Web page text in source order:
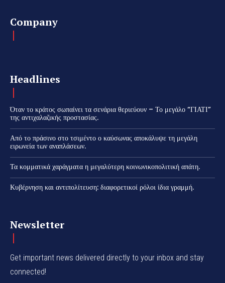
Company
Headlines
Όταν το κράτος σωπαίνει τα σενάρια θεριεύουν – Το μεγάλο “ΓΙΑΤΙ”
της αντιχαλαζικής προστασίας.
Από το πράσινο στο τσιμέντο ο καύσωνας αποκάλυψε τη μεγάλη
ειρωνεία των αναπλάσεων.
Τα κομματικά χαράγματα η μεγαλύτερη κοινωνικοπολιτική απάτη.
Κυβέρνηση και αντιπολίτευση: διαφορετικοί ρόλοι ίδια γραμμή.
Newsletter
Get important news delivered directly to your inbox and stay
connected!